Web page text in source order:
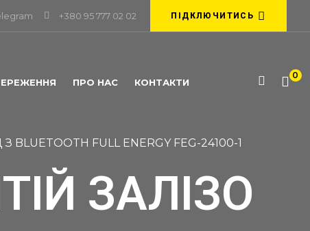
+380 95 777 02 02 ПІДКЛЮЧИТИСЬ
ПРО НАС КОНТАКТИ
0
FULL ENERGY FEG-24100-1
ЗАЛІЗО